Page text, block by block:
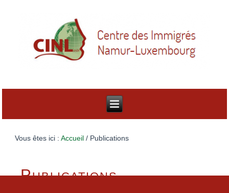
Vous êtes ici :Accueil / Publications
Publications